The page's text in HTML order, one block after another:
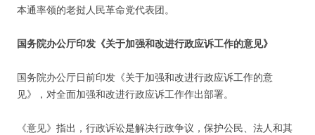
本通率领的老挝人民革命党代表团。
国务院办公厅印发《关于加强和改进行政应诉工作的意见》
国务院办公厅日前印发《关于加强和改进行政应诉工作的意
见》，对全面加强和改进行政应诉工作作出部署。
《意见》指出，行政诉讼是解决行政争议，保护公民、法人和其